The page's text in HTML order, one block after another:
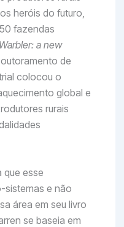
heróis do futuro,
fazendas
a new
de
colocou o
global e
rurais
que esse
sistemas e não
área em seu livro
se baseia em